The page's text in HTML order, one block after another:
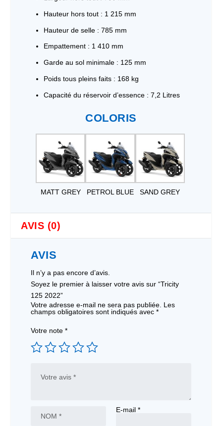
Hauteur hors tout : 1 215 mm
Hauteur de selle : 785 mm
Empattement : 1 410 mm
Garde au sol minimale : 125 mm
Poids tous pleins faits : 168 kg
Capacité du réservoir d’essence : 7,2 Litres
COLORIS
MATT GREY PETROL BLUE SAND GREY
AVIS (0)
AVIS
Il n’y a pas encore d’avis.
Soyez le premier à laisser votre avis sur “Tricity
125 2022”
Votre adresse e-mail ne sera pas publiée. Les
champs obligatoires sont indiqués avec*
Votre note*
E-mail *